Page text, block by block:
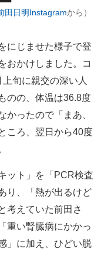
田日明Instagramから）
にじませた様子で登
おかけしました。コ
旬に親交の深い人
のの、体温は36.8度
かったので「まあ、
ころ、翌日から40度
ット」を「PCR検査
り、「熱が出るけど
考えていた前田さ
重い腎臓病にかかっ
」に加え、ひどい脱